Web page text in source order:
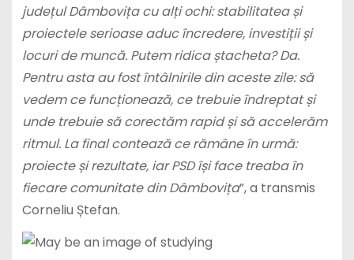
județul Dâmbovița cu alți ochi: stabilitatea și
proiectele serioase aduc încredere, investiții și
locuri de muncă. Putem ridica ștacheta? Da.
Pentru asta au fost întâlnirile din aceste zile: să
vedem ce funcționează, ce trebuie îndreptat și
unde trebuie să corectăm rapid și să accelerăm
ritmul. La final contează ce rămâne în urmă:
proiecte și rezultate, iar PSD își face treaba în
fiecare comunitate din Dâmbovița”, a transmis
Corneliu Ștefan.